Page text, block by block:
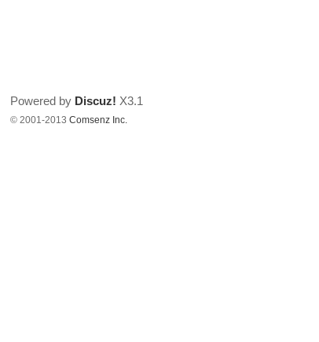
Powered by Discuz! X3.1
© 2001-2013Comsenz Inc.